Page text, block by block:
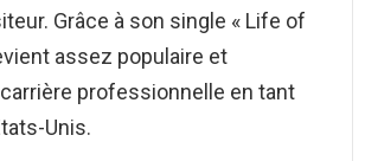
Grâce à son single « Life of
assez populaire et
professionnelle en tant
Unis.